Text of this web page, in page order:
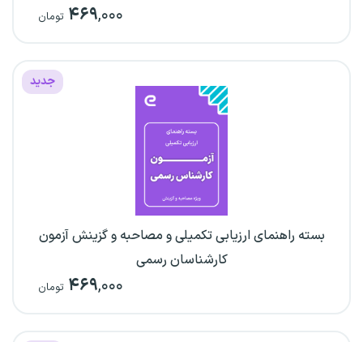
۴۶۹,۰۰۰ تومان
جدید
بسته راهنمای ارزیابی تکمیلی و مصاحبه و گزینش آزمون
کارشناسان رسمی
۴۶۹,۰۰۰ تومان